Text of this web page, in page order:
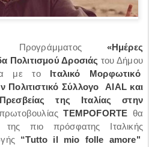
Προγράμματος «Ημέρες
Πολιτισμού Δροσιάς του Δήμου
με το Ιταλικό Μορφωτικό
Πολιτιστικό Σύλλογο AIALκαι
της Ιταλίας στην
TEMPOFORTE θα
πιο πρόσφατης Ιταλικής
“Tutto il mio folle amore"